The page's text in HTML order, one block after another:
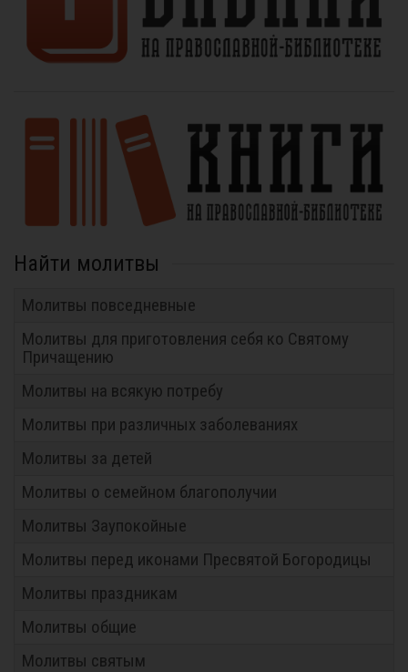
Найти молитвы
Молитвы повседневные
Молитвы для приготовления себя ко Святому
Причащению
Молитвы на всякую потребу
Молитвы при различных заболеваниях
Молитвы за детей
Молитвы о семейном благополучии
Молитвы Заупокойные
Молитвы перед иконами Пресвятой Богородицы
Молитвы праздникам
Молитвы общие
Молитвы святым